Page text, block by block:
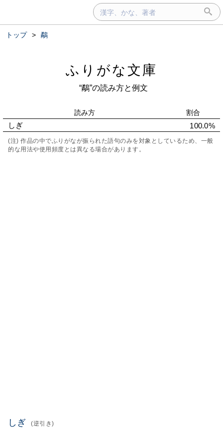
トップ > 鷸
ふりがな文庫
“鷸”の読み方と例文
読み方 割合
しぎ 100.0%
(注) 作品の中でふりがなが振られた語句のみを対象としているため、一般
的な用法や使用頻度とは異なる場合があります。
しぎ (逆引き)